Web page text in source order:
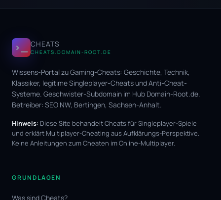
>_ CHEATS
CHEATS.DOMAIN-ROOT.DE
Wissens-Portal zu Gaming-Cheats: Geschichte, Technik,
Klassiker, legitime Singleplayer-Cheats und Anti-Cheat-
Systeme. Geschwister-Subdomain im Hub Domain-Root.de.
Betreiber: SEO NW, Bertingen, Sachsen-Anhalt.
Hinweis: Diese Site behandelt Cheats für Singleplayer-Spiele
und erklärt Multiplayer-Cheating aus Aufklärungs-Perspektive.
Keine Anleitungen zum Cheaten im Online-Multiplayer.
GRUNDLAGEN
Was sind Cheats?